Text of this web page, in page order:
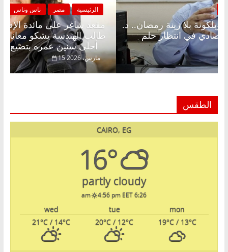
أحلى سنين عمره بتضيع في السجن
15
الرئيسية مصر
مقعد شاغر على الإفطار وبلكونة بلا زينة رمضان.. د.
عبدالخالق فاروق خبير اقتصادي في انتظار حلم
22 فبراير، 2026
الطقس
CAIRO, EG
16°
partly cloudy
6:26 am
4:56 pm EET
mon
tue
wed
19°C/ 13°C
20°C / 12°C
21°C / 14°C